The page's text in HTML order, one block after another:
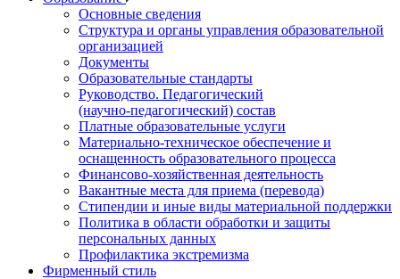
Основные сведения
Структура и органы управления образовательной
организацией
Документы
Образовательные стандарты
Руководство. Педагогический
(научно‑педагогический) состав
Платные образовательные услуги
Материально-техническое обеспечение и
оснащенность образовательного процесса
Финансово-хозяйственная деятельность
Вакантные места для приема (перевода)
Стипендии и иные виды материальной поддержки
Политика в области обработки и защиты
персональных данных
Профилактика экстремизма
Фирменный стиль